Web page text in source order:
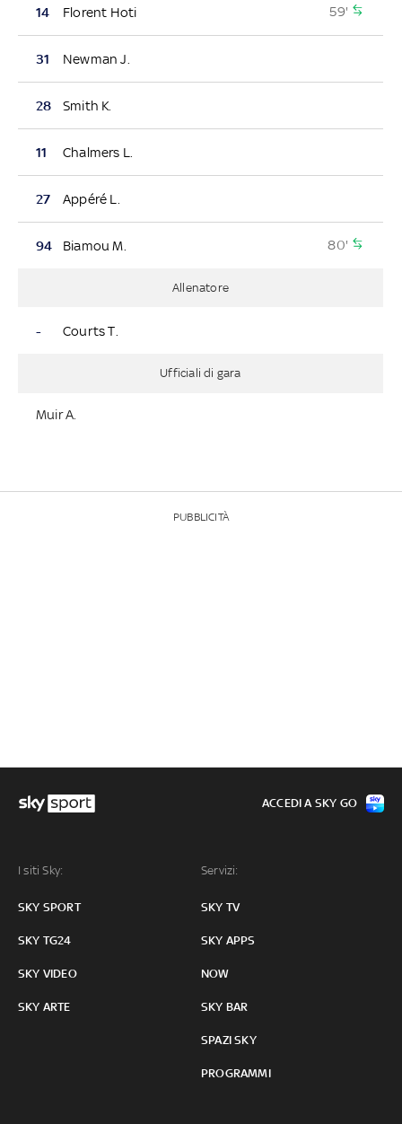
14 Florent Hoti 59'
31 Newman J.
28 Smith K.
11 Chalmers L.
27 Appéré L.
94 Biamou M. 80'
Allenatore
- Courts T.
Ufficiali di gara
Muir A.
PUBBLICITÀ
I siti Sky:
SKY SPORT
SKY TG24
SKY VIDEO
SKY ARTE
Servizi:
SKY TV
SKY APPS
NOW
SKY BAR
SPAZI SKY
PROGRAMMI
ACCEDI A SKY GO